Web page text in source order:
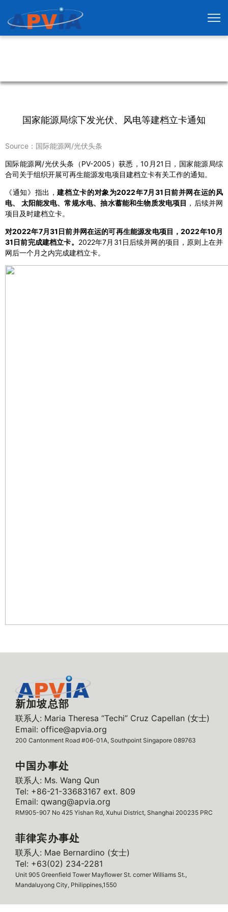
国家能源局综下发光伏、风电等建档立卡通知
Source：国际能源网/光伏头条
国际能源网/光伏头条（PV-2005）获悉，10月21日，国家能源局综
合司关于组织开展可再生能源发电项目建档立卡有关工作的通知。
《通知》指出，建档立卡的对象为2022年7月31日前并网在运的风
电、 太阳能发电、常规水电、抽水蓄能和生物质发电项目 ，后续并网
项目及时建档立卡。
对2022年7月31日前并网在运的可再生能源发电项目，2022年10月
31日前完成建档立卡。 2022年7月31日后续并网的项目，原则上在并
网后一个月之内完成建档立卡。
新加坡总部
联系人: Maria Theresa “Techi” Cruz Capellan (女士)
Email: office@apvia.org
200 Cantonment Road #06-01A, Southpoint Singapore 089763
中国办事处
联系人: Ms. Wang Qun
Tel: +86-21-33683167 ext. 809
Email: qwang@apvia.org
RM905-907 No 425 Yishan Rd, Xuhui District, Shanghai 200235 PRC
菲律宾办事处
联系人: Mae Bernardino (女士)
Tel: +63(02) 234-2281
Unit 905 Greenfield Tower Mayflower St. corner Williams St.,
Mandaluyong City, Philippines,1550